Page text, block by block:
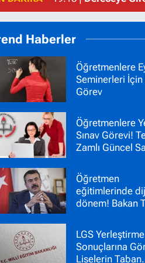
Haberler
Öğretmenlere
Seminerleri İçin
Görev
Öğretmenlere
Sınav Görevi! Temmuz
Zamlı Güncel
Ücretleri
Öğretmen
eğitimlerinde
dönem! Bakan
LGS Yerleştirme
Sonuçlarına
Liselerin Taban